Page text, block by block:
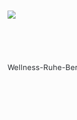
Wellness-Ruhe-